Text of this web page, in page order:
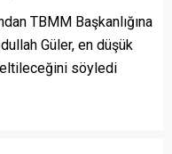
TBMM Başkanlığına
Güler, en düşük
söyledi